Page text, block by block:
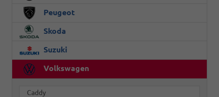
Peugeot
Skoda
Suzuki
Volkswagen
Caddy